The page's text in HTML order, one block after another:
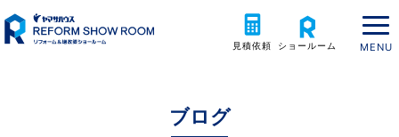
見積依頼 ショールーム
ブログ